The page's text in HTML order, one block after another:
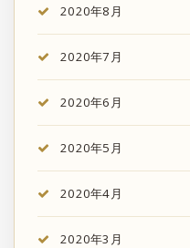
2020年8月
2020年7月
2020年6月
2020年5月
2020年4月
2020年3月